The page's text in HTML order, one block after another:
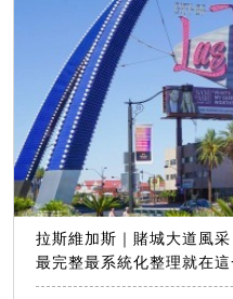
拉斯維加斯｜賭城大道風
最完整最系統化整理就在這